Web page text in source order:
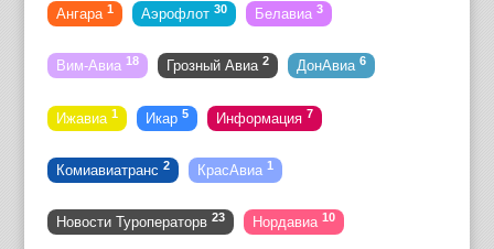
Ангара 1 Аэрофлот 30 Белавиа 3
Вим-Авиа 18 Грозный Авиа 2 ДонАвиа 6
Ижавиа 1 Икар 5 Информация 7
Комиавиатранс 2 КрасАвиа 1
Новости Туроператорв 23 Нордавиа 10